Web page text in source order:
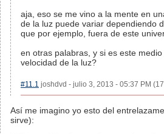
aja, eso se me vino a la mente en
de la luz puede variar dependiendo
que por ejemplo, fuera de este
en otras palabras, y si es este
velocidad de la luz?
#11.1 joshdvd - julio 3, 2013 - 05:37 PM
Así me imagino yo esto del
sirve):